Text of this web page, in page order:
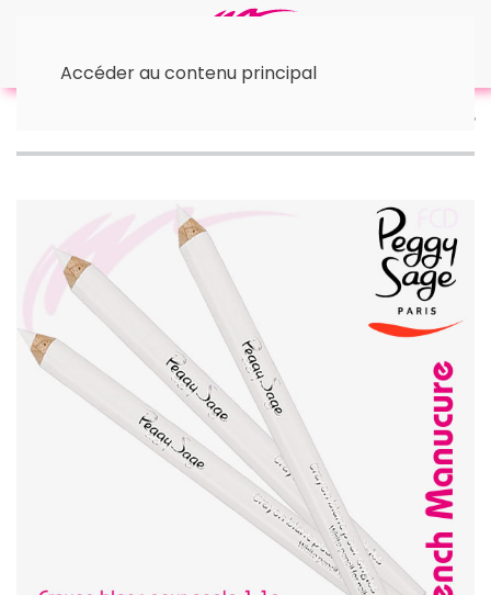
Accéder au contenu principal